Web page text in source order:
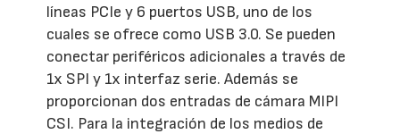
líneas PCIe y 6 puertos USB, uno de los
cuales se ofrece como USB 3.0. Se pueden
conectar periféricos adicionales a través de
1x SPI y 1x interfaz serie. Además se
proporcionan dos entradas de cámara MIPI
CSI. Para la integración de los medios de